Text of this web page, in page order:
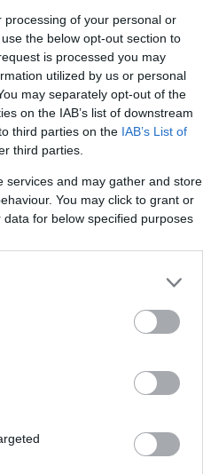
of your personal or
the below opt-out section to
is processed you may
utilized by us or personal
may separately opt-out of the
on the IAB’s list of downstream
third parties on the IAB’s List of
third parties.
services and may gather and store
You may click to grant or
for below specified purposes
μήνυμα 112 –